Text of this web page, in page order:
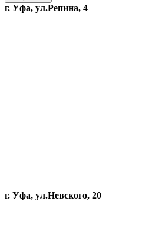
г. Уфа, ул.Репина, 4
г. Уфа, ул.Невского, 20